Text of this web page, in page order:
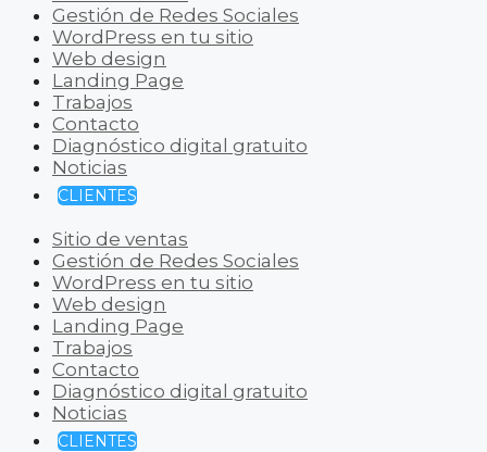
Gestión de Redes Sociales
WordPress en tu sitio
Web design
Landing Page
Trabajos
Contacto
Diagnóstico digital gratuito
Noticias
CLIENTES
Sitio de ventas
Gestión de Redes Sociales
WordPress en tu sitio
Web design
Landing Page
Trabajos
Contacto
Diagnóstico digital gratuito
Noticias
CLIENTES